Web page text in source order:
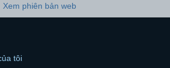
Xem phiên bản web
tôi